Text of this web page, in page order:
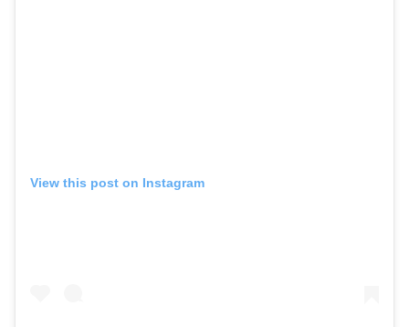
View this post on Instagram